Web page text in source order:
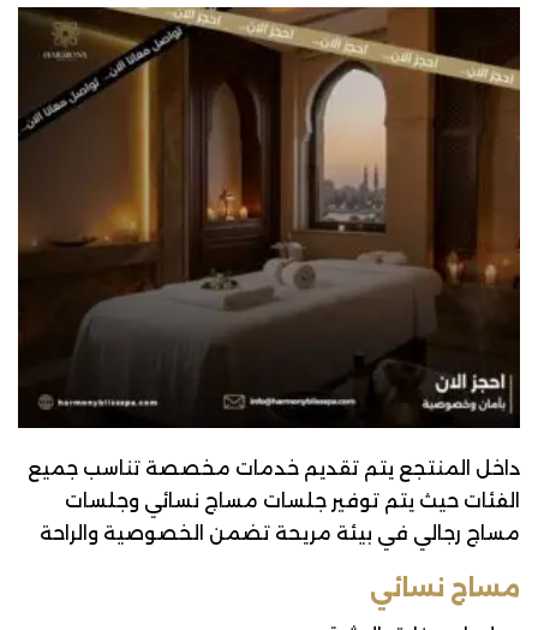
داخل المنتجع يتم تقديم خدمات مخصصة تناسب جميع
الفئات حيث يتم توفير جلسات مساج نسائي وجلسات
مساج رجالي في بيئة مريحة تضمن الخصوصية والراحة
مساج نسائي